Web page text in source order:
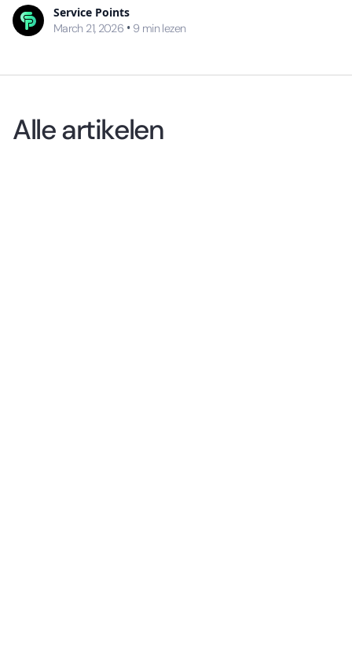
Service Points
March 21, 2026 • 9 min lezen
Alle artikelen